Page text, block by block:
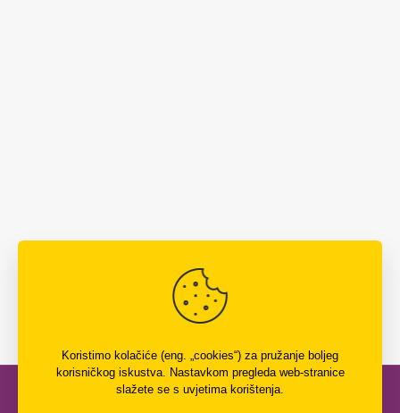
Koristimo kolačiće (eng. „cookies“) za pružanje boljeg
korisničkog iskustva. Nastavkom pregleda web-stranice
slažete se s uvjetima korištenja.